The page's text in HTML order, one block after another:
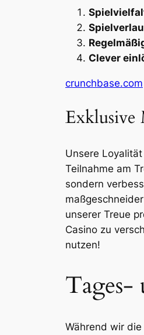
Clever
crunchbase.com
Exklusive
Unsere
Teilnahme am
sondern
unserer Treue
Casino zu
nutzen!
Tages-
Während wir